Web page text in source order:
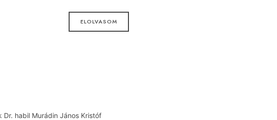
ELOLVASOM
habil Murádin János Kristóf